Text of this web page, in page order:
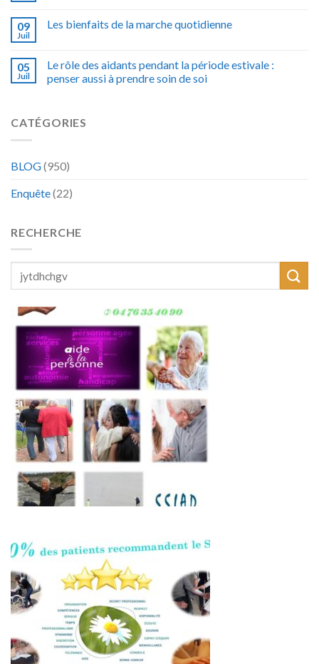
09
Juil
Les bienfaits de la marche quotidienne
05
Juil
Le rôle des aidants pendant la période estivale :
penser aussi à prendre soin de soi
CATÉGORIES
BLOG(950)
Enquête(22)
RECHERCHE